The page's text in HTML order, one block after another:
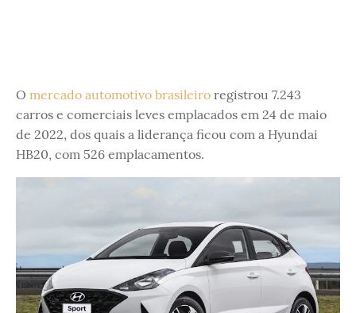
O mercado automotivo brasileiro registrou 7.243
carros e comerciais leves emplacados em 24 de maio
de 2022, dos quais a liderança ficou com a Hyundai
HB20, com 526 emplacamentos.